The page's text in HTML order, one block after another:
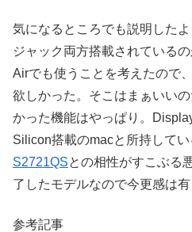
気になるところでも説明した
ジャック両方搭載されている
Airでも使うことを考えたので
欲しかった。そこはまぁいい
かった機能はやっぱり。
Silicon搭載のmacと所持して
S2721QSとの相性がすこぶる
了したモデルなので今更感は有
参考記事